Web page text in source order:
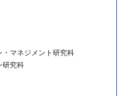
マネジメント研究科
研究科